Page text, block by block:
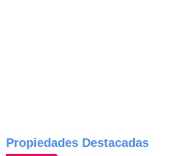
Propiedades Destacadas